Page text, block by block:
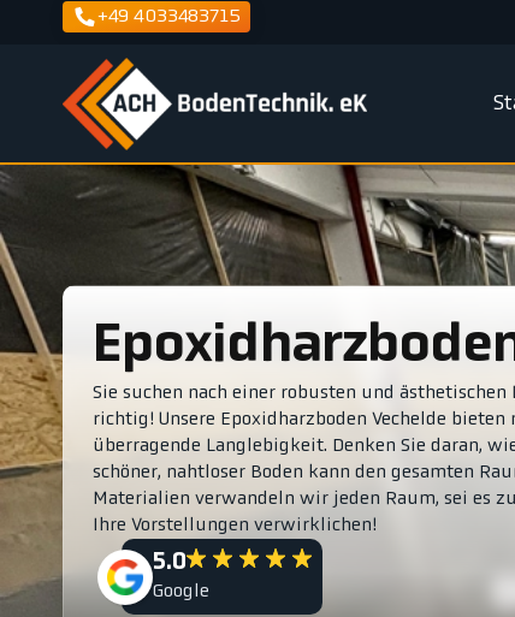
+49 4033483715
Sie suchen nach einer robusten und
richtig! Unsere Epoxidharzboden Vechelde
überragende Langlebigkeit. Denken Sie daran,
schöner, nahtloser Boden kann den gesamten
Materialien verwandeln wir jeden Raum, sei es
Ihre Vorstellungen verwirklichen!
5.0
Google